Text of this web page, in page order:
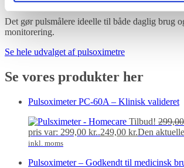
Det gør pulsmålere ideelle til både daglig brug
monitorering.
Se hele udvalget af pulsoximetre
Se vores produkter her
Pulsoximeter PC-60A – Klinisk valideret
Tilbud!
pris var: 299,00 kr..249,00 kr.Den
inkl. moms
Pulsoximeter – Godkendt til medicinsk